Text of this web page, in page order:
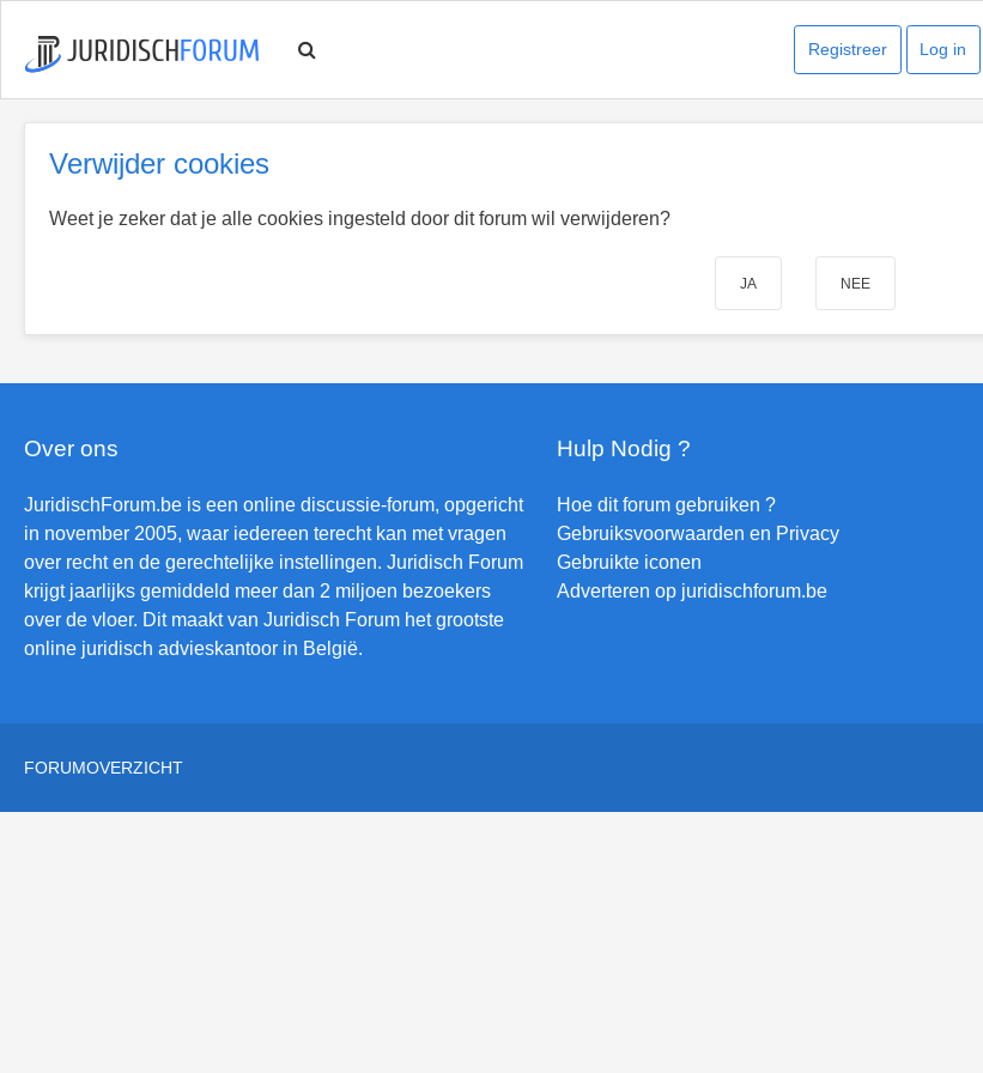
Log in
Registreer
Verwijder cookies
Weet je zeker dat je alle cookies ingesteld door dit forum wil verwijderen?
Over ons
JuridischForum.be is een online discussie-forum, opgericht
in november 2005, waar iedereen terecht kan met vragen
over recht en de gerechtelijke instellingen. Juridisch Forum
krijgt jaarlijks gemiddeld meer dan 2 miljoen bezoekers
over de vloer. Dit maakt van Juridisch Forum het grootste
online juridisch advieskantoor in België.
Hulp Nodig ?
Hoe dit forum gebruiken ?
Gebruiksvoorwaarden en Privacy
Gebruikte iconen
Adverteren op juridischforum.be
FORUMOVERZICHT